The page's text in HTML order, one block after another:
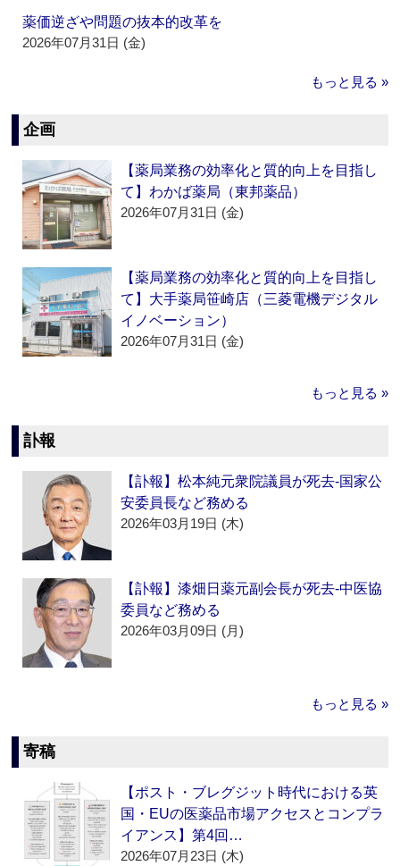
薬価逆ざや問題の抜本的改革を
2026年07月31日 (金)
もっと見る »
企画
【薬局業務の効率化と質的向上を目指し
て】わかば薬局（東邦薬品）
2026年07月31日 (金)
【薬局業務の効率化と質的向上を目指し
て】大手薬局笹崎店（三菱電機デジタル
イノベーション）
2026年07月31日 (金)
もっと見る »
訃報
【訃報】松本純元衆院議員が死去‐国家公
安委員長など務める
2026年03月19日 (木)
【訃報】漆畑日薬元副会長が死去‐中医協
委員など務める
2026年03月09日 (月)
もっと見る »
寄稿
【ポスト・ブレグジット時代における英
国・EUの医薬品市場アクセスとコンプラ
イアンス】第4回…
2026年07月23日 (木)